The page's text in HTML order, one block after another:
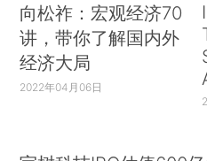
向松祚：宏观经济70
讲，带你了解国内外
经济大局
2022年04月06日